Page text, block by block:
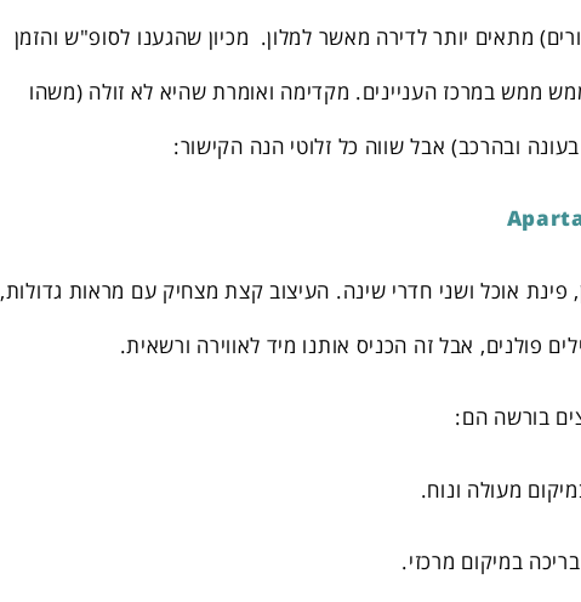
מתאים יותר לדירה מאשר למלון. מכיון שהגענו לסופ"ש והזמן
ממש במרכז העניינים. מקדימה ואומרת שהיא לא זולה (משהו
פינת אוכל ושני חדרי שינה. העיצוב קצת מצחיק עם מראות גדולות,
פולנים, אבל זה הכניס אותנו מיד לאווירה ורשאית.
בורשה הם:
מעולה ונוח.
במיקום מרכזי.